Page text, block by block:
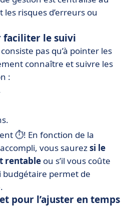
risques d’erreurs ou
faciliter le suivi
pas qu’à pointer les
connaître et suivre les
:
⏱️! En fonction de la
vous saurezsi le
rentable ou s’il vous coûte
budgétaire permet de
pour l’ajuster en temps